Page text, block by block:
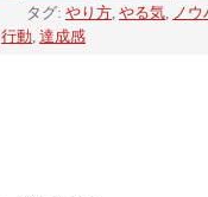
タグ: やり方, やる気, ノウ
行動, 達成感